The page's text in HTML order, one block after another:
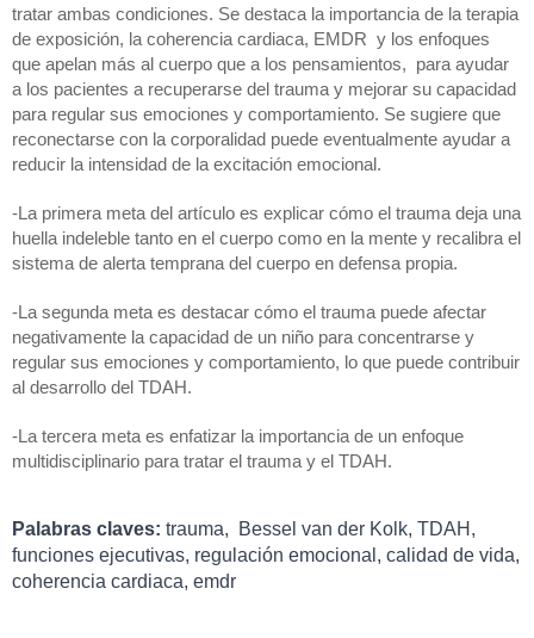
tratar ambas condiciones. Se destaca la importancia de la terapia
de exposición, la coherencia cardiaca, EMDR  y los enfoques
que apelan más al cuerpo que a los pensamientos,  para ayudar
a los pacientes a recuperarse del trauma y mejorar su capacidad
para regular sus emociones y comportamiento. Se sugiere que
reconectarse con la corporalidad puede eventualmente ayudar a
reducir la intensidad de la excitación emocional.
-La primera meta del artículo es explicar cómo el trauma deja una
huella indeleble tanto en el cuerpo como en la mente y recalibra el
sistema de alerta temprana del cuerpo en defensa propia.
-La segunda meta es destacar cómo el trauma puede afectar
negativamente la capacidad de un niño para concentrarse y
regular sus emociones y comportamiento, lo que puede contribuir
al desarrollo del TDAH.
-La tercera meta es enfatizar la importancia de un enfoque
multidisciplinario para tratar el trauma y el TDAH.
Palabras claves: trauma,  Bessel van der Kolk, TDAH,
funciones ejecutivas, regulación emocional, calidad de vida,
coherencia cardiaca, emdr